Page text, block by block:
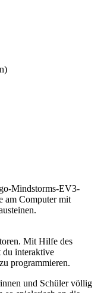
Mindstorms-EV3-
am Computer mit
Mit Hilfe des
interaktive
programmieren.
und Schüler völlig